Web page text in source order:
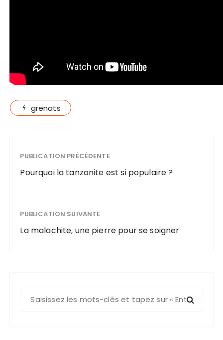
grenats
PUBLICATION PRÉCÉDENTE
Pourquoi la tanzanite est si populaire ?
PUBLICATION SUIVANTE
La malachite, une pierre pour se soigner